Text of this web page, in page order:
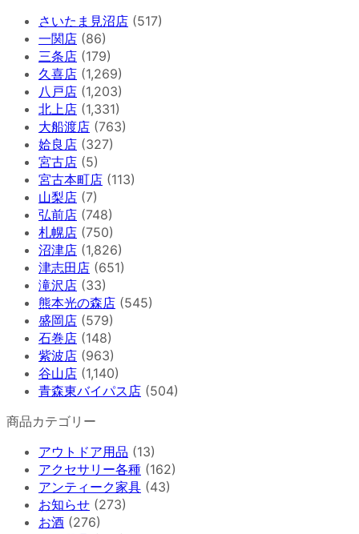
さいたま見沼店 (517)
一関店 (86)
三条店 (179)
久喜店 (1,269)
八戸店 (1,203)
北上店 (1,331)
大船渡店 (763)
姶良店 (327)
宮古店 (5)
宮古本町店 (113)
山梨店 (7)
弘前店 (748)
札幌店 (750)
沼津店 (1,826)
津志田店 (651)
滝沢店 (33)
熊本光の森店 (545)
盛岡店 (579)
石巻店 (148)
紫波店 (963)
谷山店 (1,140)
青森東バイパス店 (504)
商品カテゴリー
アウトドア用品 (13)
アクセサリー各種 (162)
アンティーク家具 (43)
お知らせ (273)
お酒 (276)